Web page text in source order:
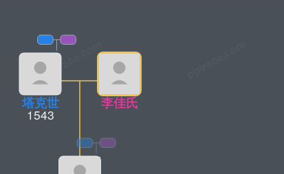
李佳氏
塔克世
1543